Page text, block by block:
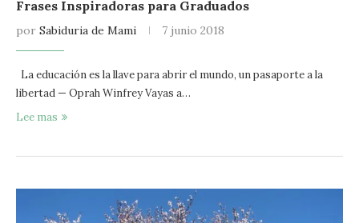
Frases Inspiradoras para Graduados
por Sabiduria de Mami 7 junio 2018
La educación es la llave para abrir el mundo, un pasaporte a la
libertad — Oprah Winfrey Vayas a…
Lee mas